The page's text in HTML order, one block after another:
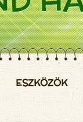
ESZKÖZÖK